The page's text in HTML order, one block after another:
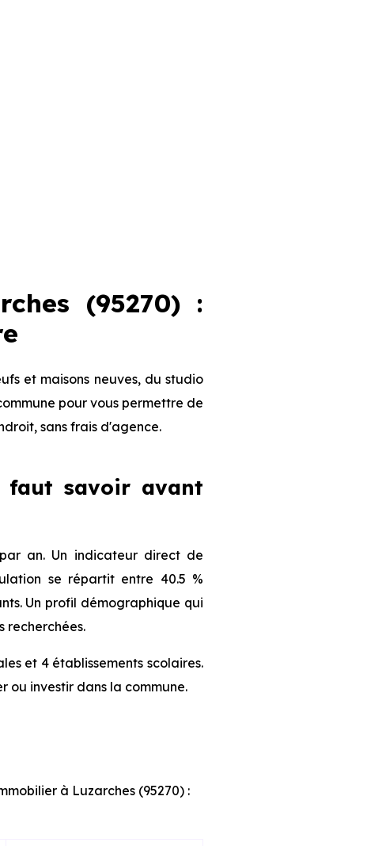
(95270) :
et maisons neuves, du studio
pour vous permettre de
sans frais d'agence.
faut savoir avant
an. Un indicateur direct de
se répartit entre 40.5 %
Un profil démographique qui
recherchées.
et 4 établissements scolaires.
ou investir dans la commune.
à Luzarches (95270) :